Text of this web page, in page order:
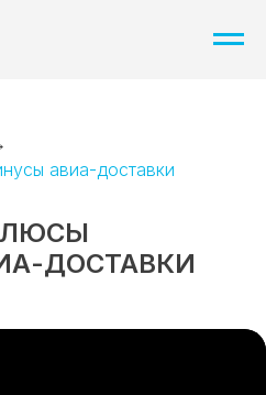
авиа-доставки
ДОСТАВКИ